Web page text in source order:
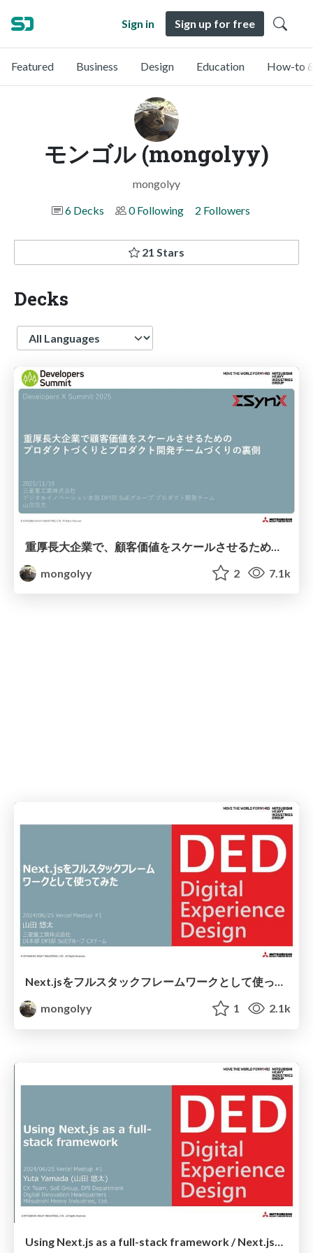
Sign in Sign up for free
Featured Business Design Education How-to
モンゴル (mongolyy)
mongolyy
6 Decks
0 Following 2 Followers
21 Stars
Decks
Language
mongolyy
2 7.1k
Next.jsをフルスタックフレームワークとして使ってみた
mongolyy
1 2.1k
Using Next.js as a full-stack framework / Next.jsをフルスタックフレームワークとして使ってみた